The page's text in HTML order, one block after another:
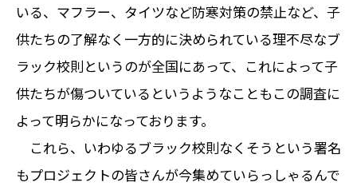
いる、マフラー、タイツなど防寒対策の禁止など、子
供たちの了解なく一方的に決められている理不尽なブ
ラック校則というのが全国にあって、これによって子
供たちが傷ついているというようなこともこの調査に
よって明らかになっております。
これら、いわゆるブラック校則なくそうという署名
もプロジェクトの皆さんが今集めていらっしゃるんで